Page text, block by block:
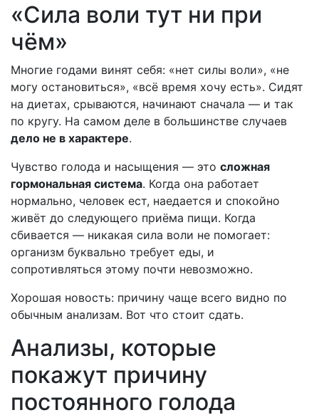
«Сила воли тут ни при
чём»
Многие годами винят себя: «нет силы воли», «не
могу остановиться», «всё время хочу есть». Сидят
на диетах, срываются, начинают сначала — и так
по кругу. На самом деле в большинстве случаев
дело не в характере.
Чувство голода и насыщения — это сложная
гормональная система. Когда она работает
нормально, человек ест, наедается и спокойно
живёт до следующего приёма пищи. Когда
сбивается — никакая сила воли не помогает:
организм буквально требует еды, и
сопротивляться этому почти невозможно.
Хорошая новость: причину чаще всего видно по
обычным анализам. Вот что стоит сдать.
Анализы, которые
покажут причину
постоянного голода